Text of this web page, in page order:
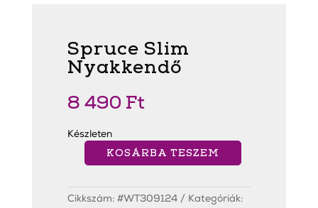
Spruce Slim
Nyakkendő
8 490 Ft
Készleten
Slim
KOSÁRBA TESZEM
Cikkszám: #WT309124
Kategóriák: